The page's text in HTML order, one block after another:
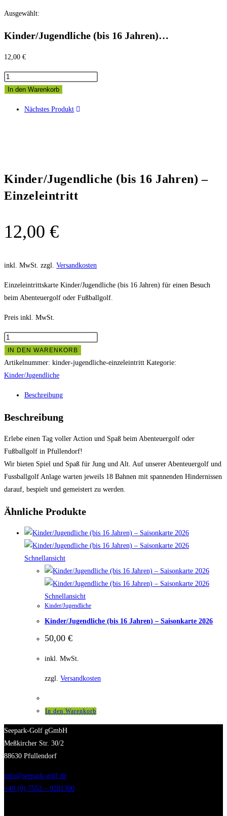
Zum
springen
Ausgewählt:
Kinder/Jugendliche (bis 16 Jahren)…
12,00 €
Kinder/Jugendliche
(bisIn den Warenkorb
Nächstes Produkt
Kinder/Jugendliche (bis 16 Jahren) –
Einzeleintritt
12,00 €
inkl. MwSt. zzgl. Versandkosten
Einzeleintrittskarte Kinder/Jugendliche (bis 16 Jahren) für einen Besuch
beim Abenteuergolf oder Fußballgolf.
Preis inkl. MwSt.
Kinder/Jugendliche
(bis
16
Jahren)
Einzeleintritt
Menge
IN DEN WARENKORB
Artikelnummer: kinder-jugendliche-einzeleintritt Kategorie:
Kinder/Jugendliche
Beschreibung
Beschreibung
Erlebe einen Tag voller Action und Spaß beim Abenteuergolf oder
Fußballgolf in Pfullendorf!
Wir bieten Spiel und Spaß für Jung und Alt. Auf unserer Abenteuergolf und
Fussballgolf Anlage warten jeweils 18 Bahnen mit spannenden Hindernissen
darauf, bespielt und gemeistert zu werden.
Ähnliche Produkte
Schnellansicht
Schnellansicht
Kinder/Jugendliche
Kinder/Jugendliche (bis 16 Jahren) – Saisonkarte 2026
50,00 €
inkl. MwSt.
zzgl. Versandkosten
In den Warenkorb
Seepark-Golf gGmbH
Meßkircher Str. 30/2
88630 Pfullendorf
info@seepark-golf.de
+49 (0) 7552 – 9281300